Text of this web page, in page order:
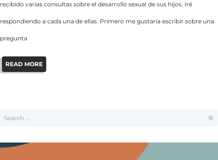
recibido varias consultas sobre el desarrollo sexual de sus hijos. Iré
respondiendo a cada una de ellas. Primero me gustaría escribir sobre una
pregunta
READ MORE